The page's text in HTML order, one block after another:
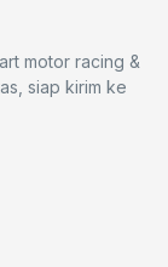
motor racing &
siap kirim ke